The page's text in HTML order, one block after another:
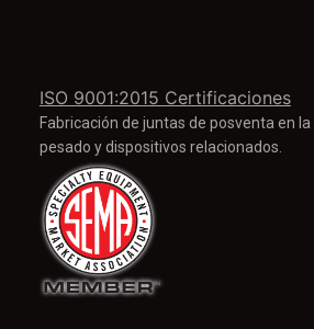
ISO 9001:2015 Certificaciones
Fabricación de juntas de posventa en
pesado y dispositivos relacionados.